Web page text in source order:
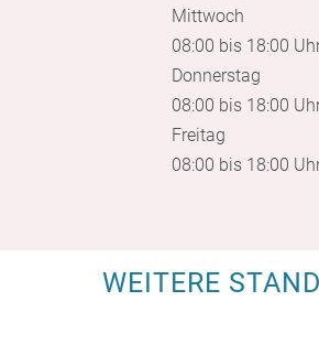
Mittwoch
08:00 bis 18:00
Donnerstag
08:00 bis 18:00
Freitag
08:00 bis 18:00
WEITERE